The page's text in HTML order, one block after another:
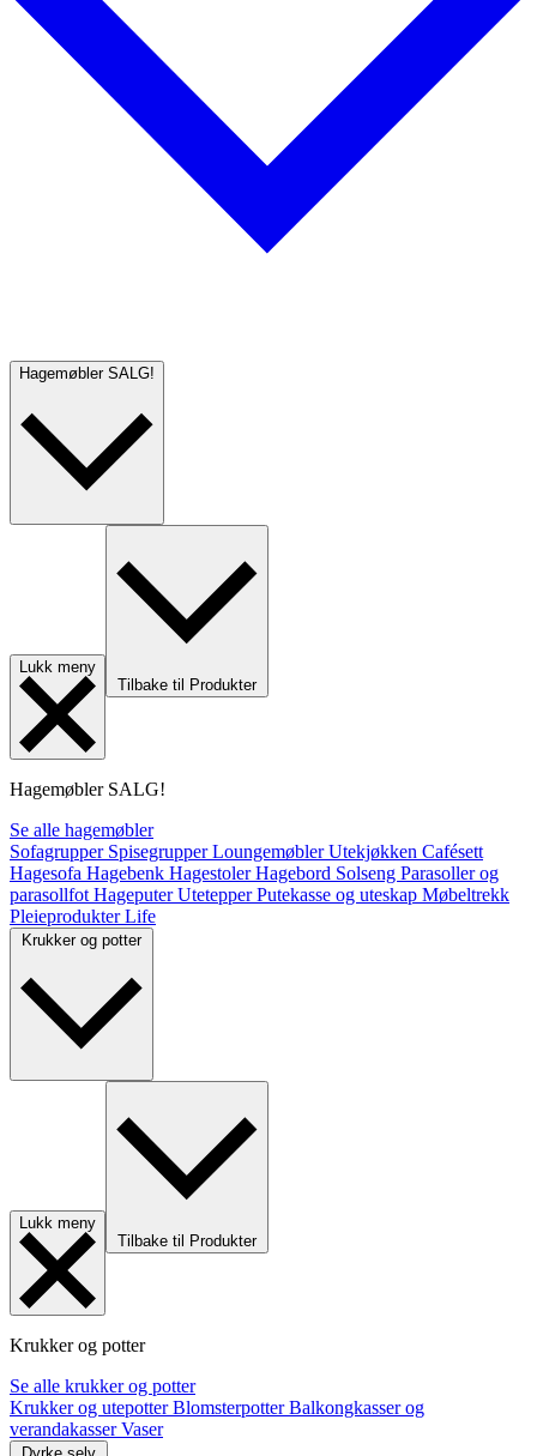
Hagemøbler SALG!
Lukk meny
Tilbake til Produkter
Hagemøbler SALG!
Se alle hagemøbler
Sofagrupper SpisegrupperLoungemøblerUtekjøkken Cafésett
Hagesofa Hagebenk HagestolerHagebord Solseng Parasoller og
parasollfot HageputerUtetepperPutekasse og uteskap Møbeltrekk
PleieprodukterLife
Krukker og potter
Lukk meny
Tilbake til Produkter
Krukker og potter
Se alle krukker og potter
Krukker og utepotterBlomsterpotterBalkongkasser og
verandakasserVaser